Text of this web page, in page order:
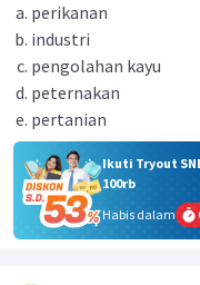
perikanan
industri
pengolahan kayu
peternakan
pertanian
Ikuti Tryout
100rb
Habis dalam